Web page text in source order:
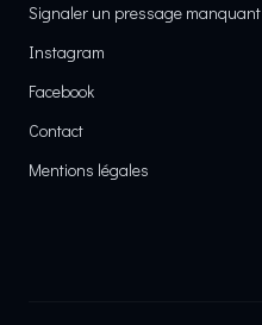
Signaler un pressage manquant
Instagram
Facebook
Contact
Mentions légales